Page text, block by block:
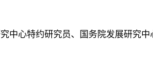
心特约研究员、国务院发展研究中